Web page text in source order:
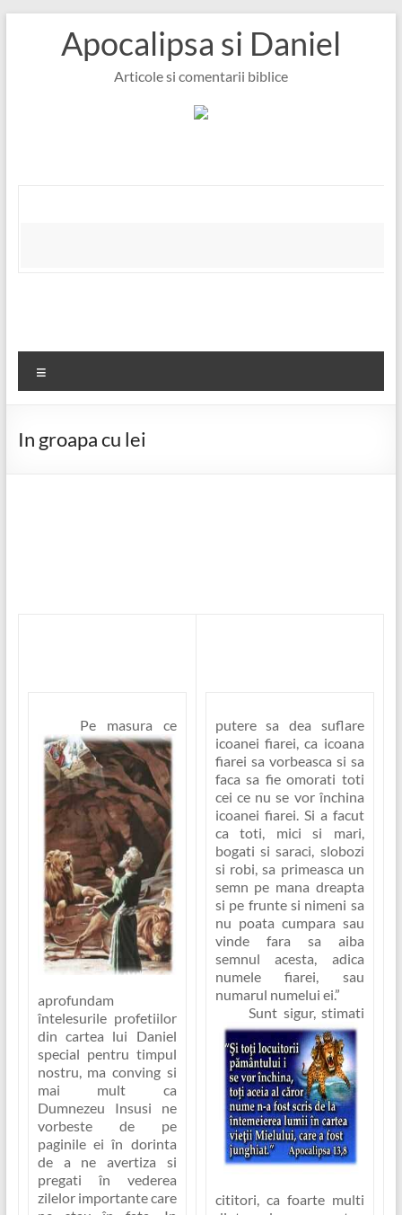
Apocalipsa si Daniel
Articole si comentarii biblice
In groapa cu lei
Pe masura ce
aprofundam
întelesurile profetiilor
din cartea lui Daniel
special pentru timpul
nostru, ma conving si
mai mult ca
Dumnezeu Insusi ne
vorbeste de pe
paginile ei în dorinta
de a ne avertiza si
pregati în vederea
zilelor importante care
putere sa dea suflare
icoanei fiarei, ca icoana
fiarei sa vorbeasca si sa
faca sa fie omorati toti
cei ce nu se vor închina
icoanei fiarei. Si a facut
ca toti, mici si mari,
bogati si saraci, slobozi
si robi, sa primeasca un
semn pe mana dreapta
si pe frunte si nimeni sa
nu poata cumpara sau
vinde fara sa aiba
semnul acesta, adica
numele fiarei, sau
numarul numelui ei.”
Sunt sigur, stimati
cititori, ca foarte multi